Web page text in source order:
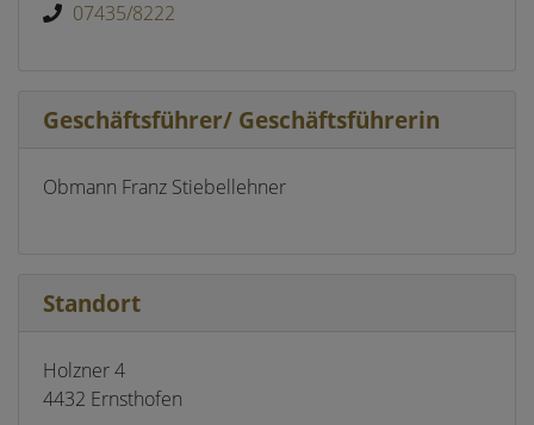
07435/8222
Geschäftsführer/ Geschäftsführerin
Obmann Franz Stiebellehner
Standort
Holzner 4
4432 Ernsthofen